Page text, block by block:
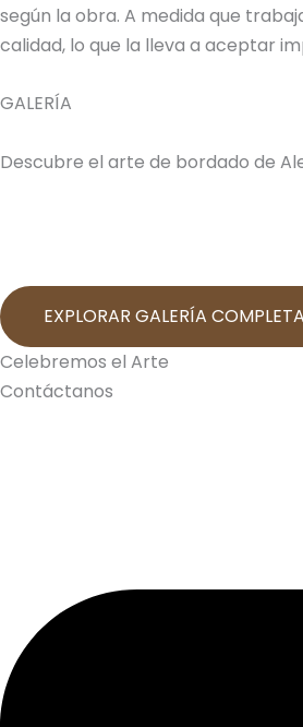
según la obra. A medida que
calidad, lo que la lleva a aceptar
GALERÍA
Descubre el arte de bordado de
EXPLORAR GALERÍA COMPLETA
Celebremos el Arte
Contáctanos